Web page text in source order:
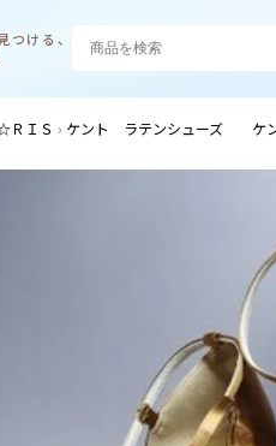
つける、
ＲＩＳ ケント ラテンシューズ ケン